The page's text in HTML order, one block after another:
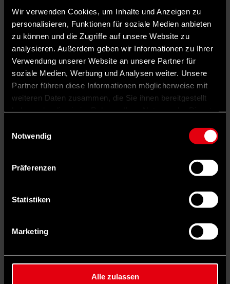
Wir verwenden Cookies, um Inhalte und Anzeigen zu
personalisieren, Funktionen für soziale Medien anbieten
zu können und die Zugriffe auf unsere Website zu
analysieren. Außerdem geben wir Informationen zu Ihrer
Verwendung unserer Website an unsere Partner für
soziale Medien, Werbung und Analysen weiter. Unsere
Partner führen diese Informationen möglicherweise mit
weiteren Daten zusammen, die Sie ihnen bereitgestellt
Notwendig
Präferenzen
Statistiken
Marketing
Alle zulassen